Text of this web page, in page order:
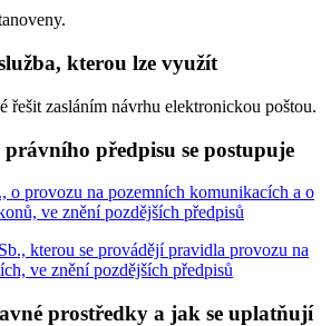
kterou lze využít
řešit zasláním návrhu elektronickou poštou.
právního předpisu se postupuje
o provozu na pozemních komunikacích a o
ve znění pozdějších předpisů
kterou se provádějí pravidla provozu na
ve znění pozdějších předpisů
prostředky a jak se uplatňují